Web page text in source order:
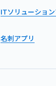
ITソリューショ
名刺アプリ